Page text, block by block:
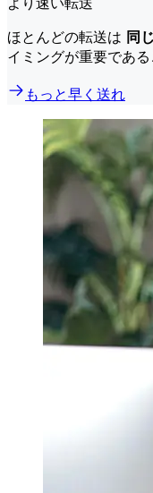
ほとんどの転送は 同
イミングが重要である
もっと早く送れ